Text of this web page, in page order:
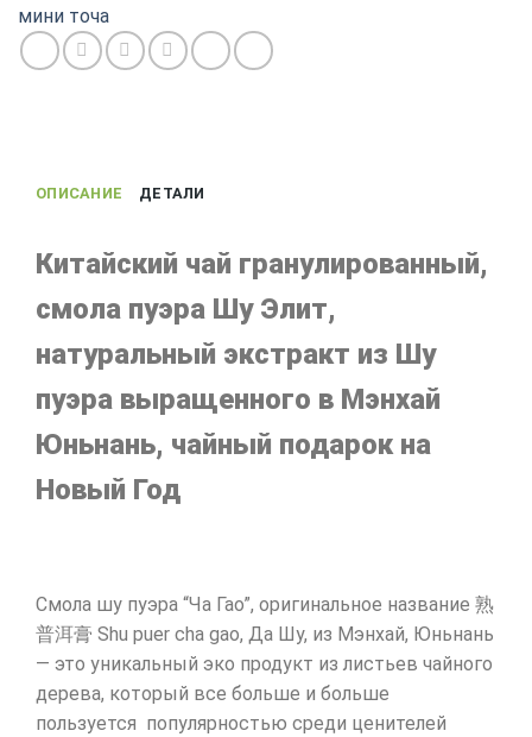
Элит,
Ча
чай
мини точа
ОПИСАНИЕ ДЕТАЛИ
Китайский чай гранулированный,
смола пуэра Шу Элит,
натуральный экстракт из Шу
пуэра выращенного в Мэнхай
Юньнань, чайный подарок на
Новый Год
Смола шу пуэра “Ча Гао”, оригинальное название 熟
普洱膏 Shu puer cha gao, Да Шу, из Мэнхай, Юньнань
— это уникальный эко продукт из листьев чайного
дерева, который все больше и больше
пользуется популярностью среди ценителей